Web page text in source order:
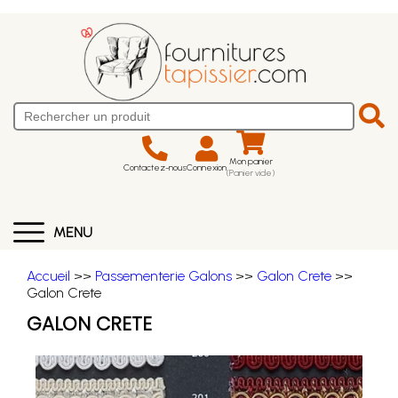
Contactez-nousConnexion Mon panier
(Panier vide)
MENU
Accueil >> Passementerie Galons >> Galon Crete >>
Galon Crete
GALON CRETE